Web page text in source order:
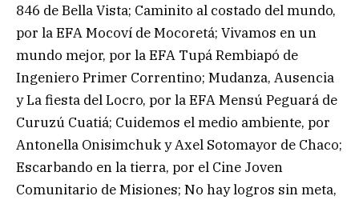
846 de Bella Vista; Caminito al costado del mundo,
por la EFA Mocoví de Mocoretá; Vivamos en un
mundo mejor, por la EFA Tupá Rembiapó de
Ingeniero Primer Correntino; Mudanza, Ausencia
y La fiesta del Locro, por la EFA Mensú Peguará de
Curuzú Cuatiá; Cuidemos el medio ambiente, por
Antonella Onisimchuk y Axel Sotomayor de Chaco;
Escarbando en la tierra, por el Cine Joven
Comunitario de Misiones; No hay logros sin meta,